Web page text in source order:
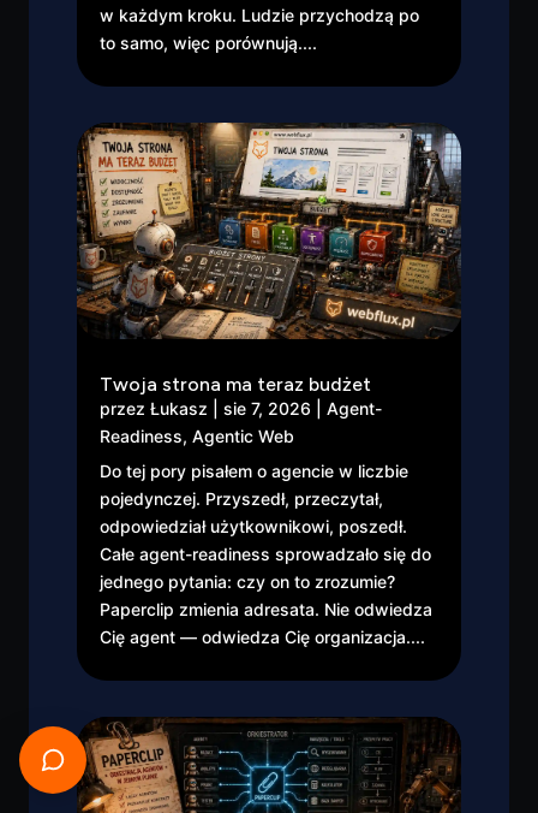
w każdym kroku. Ludzie przychodzą po
to samo, więc porównują....
Twoja strona ma teraz budżet
przez Łukasz sie 7, 2026
Agent-
Readiness, Agentic Web
Do tej pory pisałem o agencie w liczbie
pojedynczej. Przyszedł, przeczytał,
odpowiedział użytkownikowi, poszedł.
Całe agent-readiness sprowadzało się do
jednego pytania: czy on to zrozumie?
Paperclip zmienia adresata. Nie odwiedza
Cię agent — odwiedza Cię organizacja....